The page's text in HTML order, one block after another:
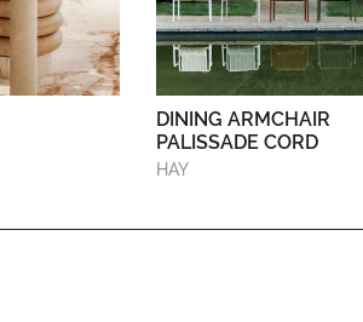
DINING ARMCHAIR
PALISSADE CORD
HAY